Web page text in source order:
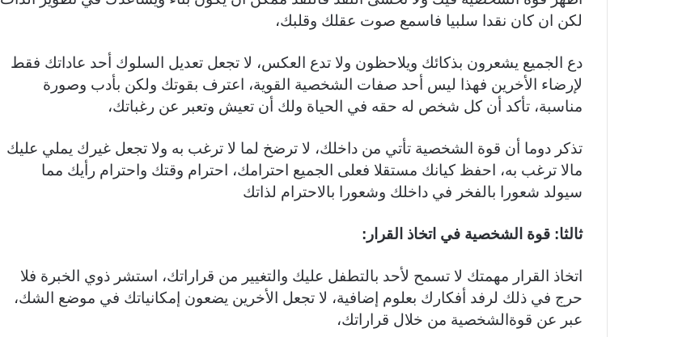
لكن ان كان نقدا سلبيا فاسمع صوت عقلك وقلبك،
دع الجميع يشعرون بذكائك ويلاحظون ولا تدع العكس، لا تجعل تعديل السلوك أحد عاداتك فقط
لإرضاء الأخرين فهذا ليس أحد صفات الشخصية القوية، اعترف بقوتك ولكن بأدب وصورة
مناسبة، تأكد أن كل شخص له حقه في الحياة ولك أن تعيش وتعبر عن رغباتك،
تذكر دوما أن قوة الشخصية تأتي من داخلك، لا ترضخ لما لا ترغب به ولا تجعل غيرك يملي عليك
مالا ترغب به، احفظ كيانك مستقلا فعلى الجميع احترامك، احترام وقتك واحترام رأيك مما
سيولد شعورا بالفخر في داخلك وشعورا بالاحترام لذاتك
ثالثا: قوة الشخصية في اتخاذ القرار:
اتخاذ القرار مهمتك لا تسمح لأحد بالتطفل عليك والتغيير من قراراتك، استشر ذوي الخبرة فلا
حرج في ذلك لرفد أفكارك بعلوم إضافية، لا تجعل الأخرين يضعون إمكانياتك في موضع الشك،
عبر عن قوةالشخصية من خلال قراراتك،